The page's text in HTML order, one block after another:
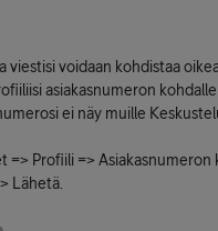
viestisi voidaan kohdistaa
asiakasnumeron
ei näy muille
=> Profiili =>
Lähetä.